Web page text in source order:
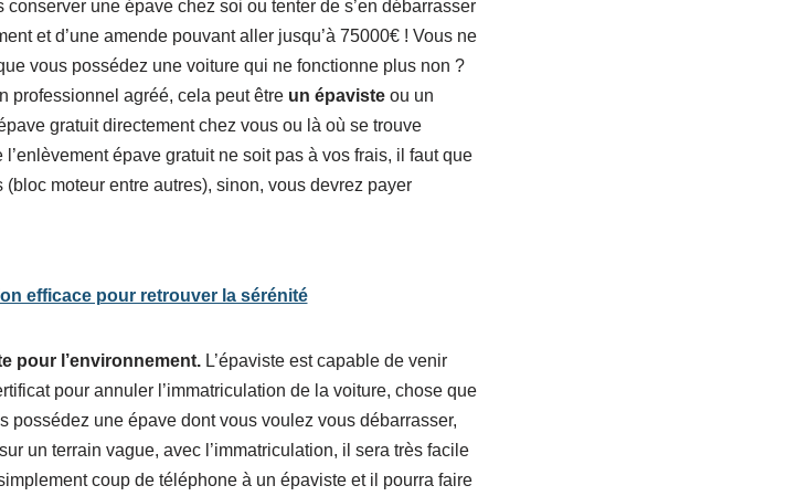
une épave chez soi ou tenter de s’en débarrasser
et d’une amende pouvant aller jusqu’à 75000€ ! Vous ne
vous possédez une voiture qui ne fonctionne plus non ?
professionnel agréé, cela peut être un épavisteou un
gratuit directement chez vous ou là où se trouve
épave gratuit ne soit pas à vos frais, il faut que
moteur entre autres), sinon, vous devrez payer
efficace pour retrouver la sérénité
pour l’environnement.L’épaviste est capable de venir
pour annuler l’immatriculation de la voiture, chose que
possédez une épave dont vous voulez vous débarrasser,
un terrain vague, avec l’immatriculation, il sera très facile
coup de téléphone à un épaviste et il pourra faire